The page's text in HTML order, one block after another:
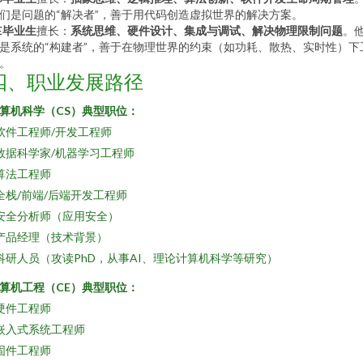
是问题的“解决者”，善于用代码创造虚拟世界的解决方案。
毕业生擅长： 系统思维、硬件设计、集成与调试、解决物理限制问题。
系统的“构建者”，善于在物理世界的约束（如功耗、散热、实时性）下
、职业发展路径
机科学（CS）典型职位：
件工程师/开发工程师
据科学家/机器学习工程师
法工程师
栈/前端/后端开发工程师
全分析师（应用安全）
品经理（技术背景）
研人员（攻读PhD，从事AI、理论计算机科学等研究）
机工程（CE）典型职位：
件工程师
入式系统工程师
件工程师